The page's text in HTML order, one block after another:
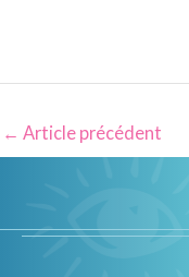
← Article précédent